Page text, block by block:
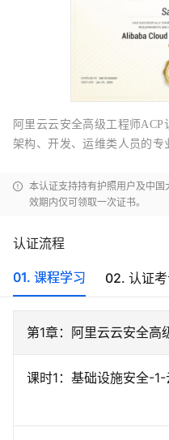
阿里云云安全高级工程师
架构、开发、运维类人员的专
本认证支持持有护照用户及中
效期内仅可领取一次证书。
认证流程
01. 课程学习 02. 认证
第1章： 阿里云云安全高级工
课时1 ： 基础设施安全-